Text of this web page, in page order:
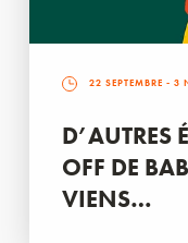
22 SEPTEMBRE - 3
D’AUTRES
OFF DE
VIENS…